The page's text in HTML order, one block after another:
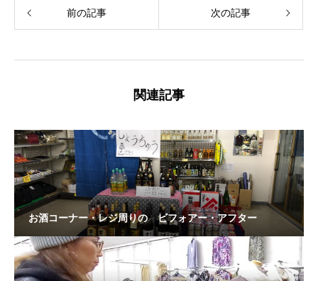
前の記事 次の記事
関連記事
お酒コーナー・レジ周りの ビフォアー・アフター